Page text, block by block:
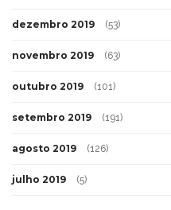
dezembro 2019 (53)
novembro 2019 (63)
outubro 2019 (101)
setembro 2019 (191)
agosto 2019 (126)
julho 2019 (5)